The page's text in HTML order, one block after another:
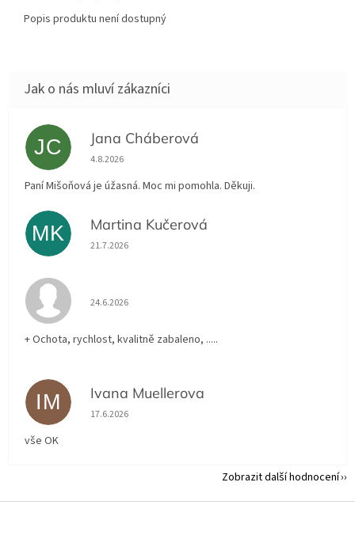
Popis produktu není dostupný
JC Jana Cháberová
Hodnocení obchodu je 5 z 5 hvězdiček.
4.8.2026
Paní Mišoňová je úžasná. Moc mi pomohla. Děkuji.
MK Martina Kučerová
Hodnocení obchodu je 5 z 5 hvězdiček.
21.7.2026
Hodnocení obchodu je 5 z 5 hvězdiček.
24.6.2026
+ Ochota, rychlost, kvalitně zabaleno, .....
IM Ivana Muellerova
Hodnocení obchodu je 5 z 5 hvězdiček.
17.6.2026
vše OK
Zobrazit další hodnocení
Z